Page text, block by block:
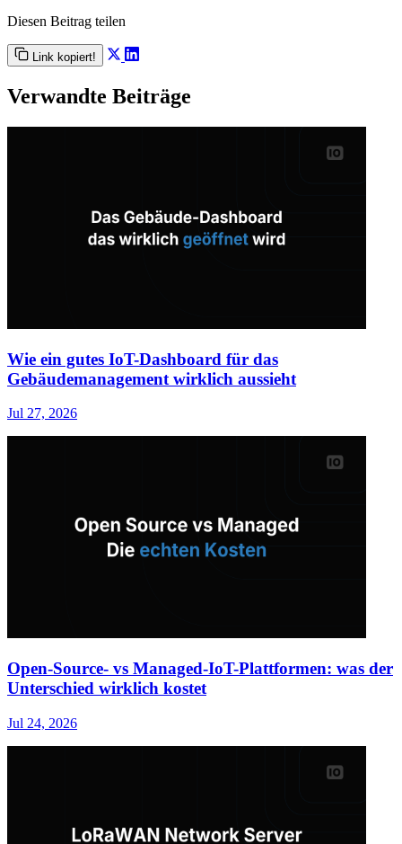
Diesen Beitrag teilen
Link kopiert!
Verwandte Beiträge
Wie ein gutes IoT-Dashboard für das
Gebäudemanagement wirklich aussieht
Jul 27, 2026
Open-Source- vs Managed-IoT-Plattformen: was der
Unterschied wirklich kostet
Jul 24, 2026